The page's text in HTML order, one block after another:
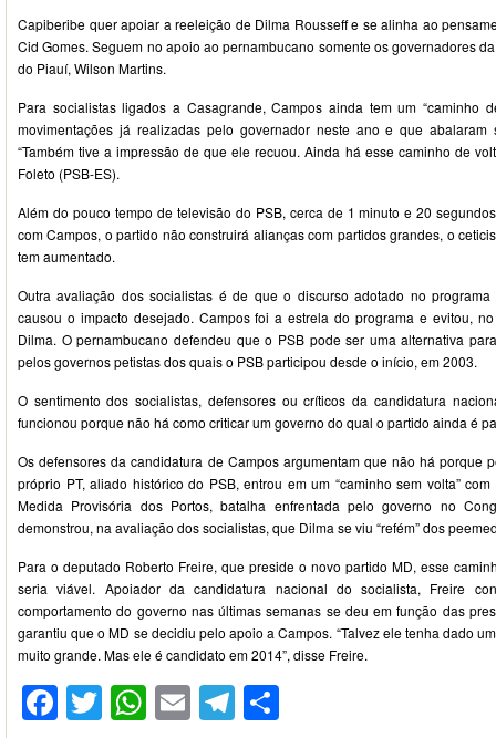
Capiberibe quer apoiar a reeleição de Dilma Rousseff e se alinha ao
Cid Gomes. Seguem no apoio ao pernambucano somente os governadores
do Piauí, Wilson Martins.
Para socialistas ligados a Casagrande, Campos ainda tem um “caminho
movimentações já realizadas pelo governador neste ano e que
“Também tive a impressão de que ele recuou. Ainda há esse caminho de
Foleto (PSB-ES).
Além do pouco tempo de televisão do PSB, cerca de 1 minuto e 20
com Campos, o partido não construirá alianças com partidos grandes, o
tem aumentado.
Outra avaliação dos socialistas é de que o discurso adotado no
causou o impacto desejado. Campos foi a estrela do programa e evitou,
Dilma. O pernambucano defendeu que o PSB pode ser uma alternativa
pelos governos petistas dos quais o PSB participou desde o início, em 2003.
O sentimento dos socialistas, defensores ou críticos da candidatura
funcionou porque não há como criticar um governo do qual o partido ainda é
Os defensores da candidatura de Campos argumentam que não há porque
próprio PT, aliado histórico do PSB, entrou em um “caminho sem volta”
Medida Provisória dos Portos, batalha enfrentada pelo governo no
demonstrou, na avaliação dos socialistas, que Dilma se viu “refém” dos
Para o deputado Roberto Freire, que preside o novo partido MD, esse
seria viável. Apoiador da candidatura nacional do socialista, Freire
comportamento do governo nas últimas semanas se deu em função das
garantiu que o MD se decidiu pelo apoio a Campos. “Talvez ele tenha dado
muito grande. Mas ele é candidato em 2014”, disse Freire.
Facebook
Twitter
WhatsApp
EmailTelegram